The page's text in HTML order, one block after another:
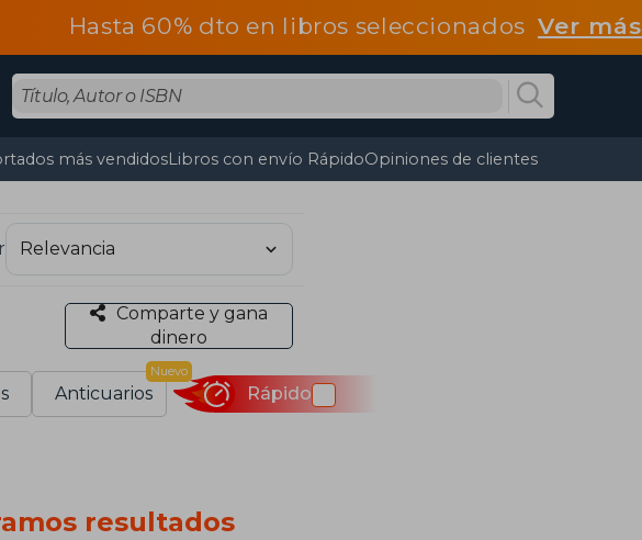
Hasta 60% dto en libros seleccionadosVer más
más vendidosLibros con envío RápidoOpiniones de clientes
Comparte y gana
dinero
Anticuarios
Nuevo
Rápido
resultados